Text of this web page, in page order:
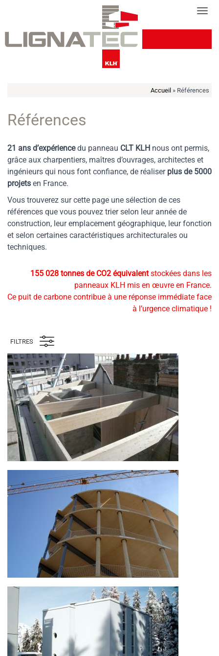
Accueil » Références
Références
21 ans d’expériencedu panneau CLT KLH nous ont permis,
grâce aux charpentiers, maîtres d’ouvrages, architectes et
ingénieurs qui nous font confiance, de réaliserplus de 5000
projets en France.
Vous trouverez sur cette page une sélection de ces
références que vous pouvez trier selon leur année de
construction, leur emplacement géographique, leur fonction
et selon certaines caractéristiques architecturales ou
techniques.
155 028 tonnes de CO2 équivalentstockées dans les
panneaux KLH mis en œuvre en France.
Ce puit de carbone contribue à une réponse immédiate face
à l’urgence climatique !
FILTRES